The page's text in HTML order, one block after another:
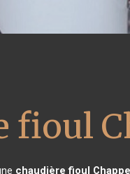
fioul
chaudière fioul